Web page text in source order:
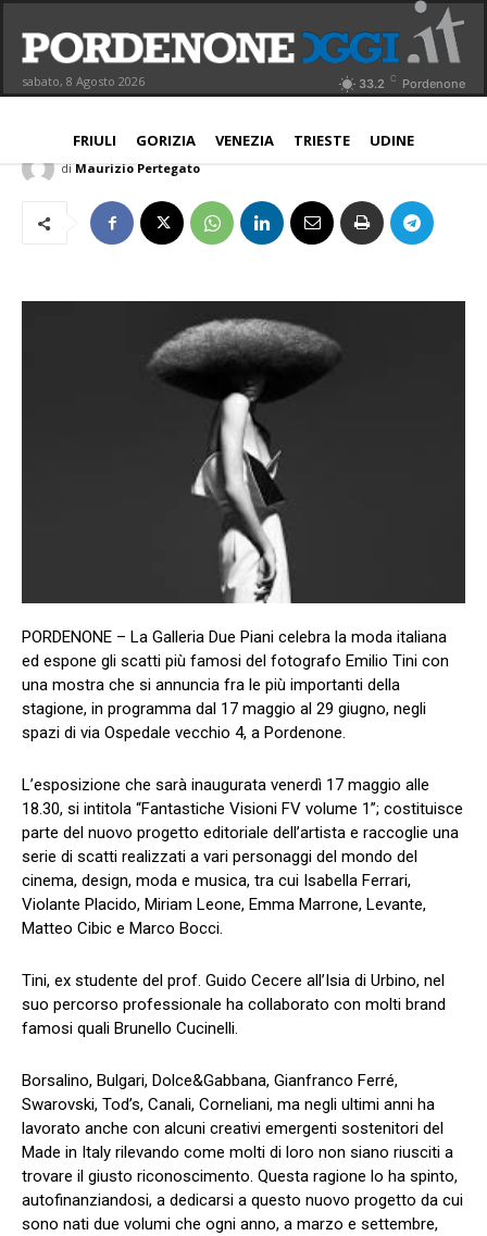
sabato, 8 Agosto 2026 33.2 C Pordenone
FRIULI GORIZIA VENEZIA TRIESTE UDINE
Mostra e moda con Tini, uno dei più
grandi fotografi
PORDENONE
di Maurizio Pertegato
PORDENONE – La Galleria Due Piani celebra la moda italiana
ed espone gli scatti più famosi del fotografo Emilio Tini con
una mostra che si annuncia fra le più importanti della
stagione, in programma dal 17 maggio al 29 giugno, negli
spazi di via Ospedale vecchio 4, a Pordenone.
L’esposizione che sarà inaugurata venerdì 17 maggio alle
18.30, si intitola “Fantastiche Visioni FV volume 1”; costituisce
parte del nuovo progetto editoriale dell’artista e raccoglie una
serie di scatti realizzati a vari personaggi del mondo del
cinema, design, moda e musica, tra cui Isabella Ferrari,
Violante Placido, Miriam Leone, Emma Marrone, Levante,
Matteo Cibic e Marco Bocci.
Tini, ex studente del prof. Guido Cecere all’Isia di Urbino, nel
suo percorso professionale ha collaborato con molti brand
famosi quali Brunello Cucinelli.
Borsalino, Bulgari, Dolce&Gabbana, Gianfranco Ferré,
Swarovski, Tod’s, Canali, Corneliani, ma negli ultimi anni ha
lavorato anche con alcuni creativi emergenti sostenitori del
Made in Italy rilevando come molti di loro non siano riusciti a
trovare il giusto riconoscimento. Questa ragione lo ha spinto,
autofinanziandosi, a dedicarsi a questo nuovo progetto da cui
sono nati due volumi che ogni anno, a marzo e settembre,